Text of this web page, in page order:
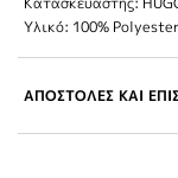
Υλικό: 100% Polyester
ΑΠΟΣΤΟΛΕΣ ΚΑΙ